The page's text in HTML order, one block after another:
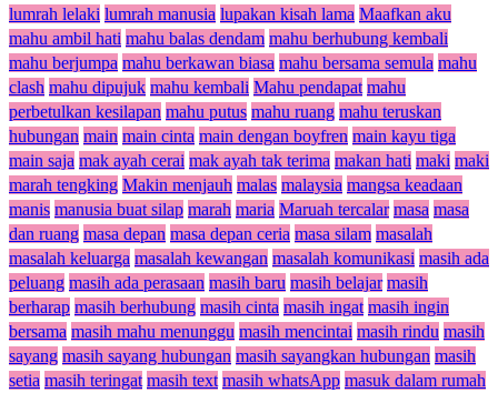
lumrah lelaki lumrah manusia lupakan kisah lama Maafkan aku
mahu ambil hati mahu balas dendam mahu berhubung kembali
mahu berjumpa mahu berkawan biasa mahu bersama semula mahu
clash mahu dipujuk mahu kembali Mahu pendapat mahu
perbetulkan kesilapan mahu putus mahu ruang mahu teruskan
hubungan main main cinta main dengan boyfren main kayu tiga
main saja mak ayah cerai mak ayah tak terima makan hati maki maki
marah tengking Makin menjauh malas malaysia mangsa keadaan
manis manusia buat silap marah maria Maruah tercalar masa masa
dan ruang masa depan masa depan ceria masa silam masalah
masalah keluarga masalah kewangan masalah komunikasi masih ada
peluang masih ada perasaan masih baru masih belajar masih
berharap masih berhubung masih cinta masih ingat masih ingin
bersama masih mahu menunggu masih mencintai masih rindu masih
sayang masih sayang hubungan masih sayangkan hubungan masih
setia masih teringat masih text masih whatsApp masuk dalam rumah